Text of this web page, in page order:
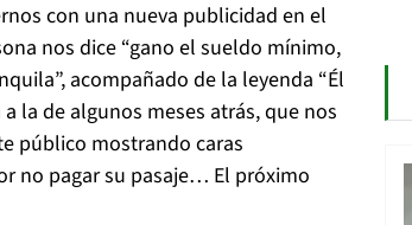
con una nueva publicidad en el
nos dice “gano el sueldo mínimo,
acompañado de la leyenda “Él
la de algunos meses atrás, que nos
público mostrando caras
no pagar su pasaje… El próximo